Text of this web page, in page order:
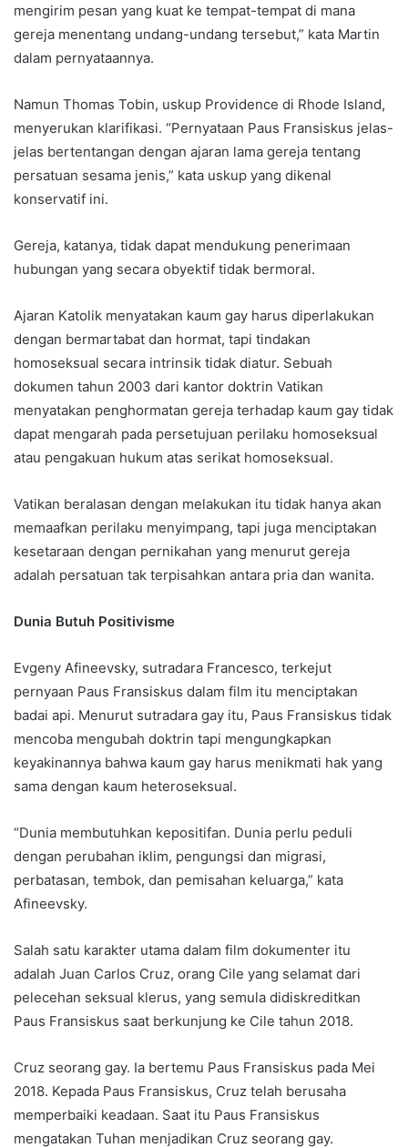
mengirim pesan yang kuat ke tempat-tempat di mana
gereja menentang undang-undang tersebut,” kata Martin
dalam pernyataannya.
Namun Thomas Tobin, uskup Providence di Rhode Island,
menyerukan klarifikasi. “Pernyataan Paus Fransiskus jelas-
jelas bertentangan dengan ajaran lama gereja tentang
persatuan sesama jenis,” kata uskup yang dikenal
konservatif ini.
Gereja, katanya, tidak dapat mendukung penerimaan
hubungan yang secara obyektif tidak bermoral.
Ajaran Katolik menyatakan kaum gay harus diperlakukan
dengan bermartabat dan hormat, tapi tindakan
homoseksual secara intrinsik tidak diatur. Sebuah
dokumen tahun 2003 dari kantor doktrin Vatikan
menyatakan penghormatan gereja terhadap kaum gay tidak
dapat mengarah pada persetujuan perilaku homoseksual
atau pengakuan hukum atas serikat homoseksual.
Vatikan beralasan dengan melakukan itu tidak hanya akan
memaafkan perilaku menyimpang, tapi juga menciptakan
kesetaraan dengan pernikahan yang menurut gereja
adalah persatuan tak terpisahkan antara pria dan wanita.
Dunia Butuh Positivisme
Evgeny Afineevsky, sutradara Francesco, terkejut
pernyaan Paus Fransiskus dalam film itu menciptakan
badai api. Menurut sutradara gay itu, Paus Fransiskus tidak
mencoba mengubah doktrin tapi mengungkapkan
keyakinannya bahwa kaum gay harus menikmati hak yang
sama dengan kaum heteroseksual.
“Dunia membutuhkan kepositifan. Dunia perlu peduli
dengan perubahan iklim, pengungsi dan migrasi,
perbatasan, tembok, dan pemisahan keluarga,” kata
Afineevsky.
Salah satu karakter utama dalam film dokumenter itu
adalah Juan Carlos Cruz, orang Cile yang selamat dari
pelecehan seksual klerus, yang semula didiskreditkan
Paus Fransiskus saat berkunjung ke Cile tahun 2018.
Cruz seorang gay. Ia bertemu Paus Fransiskus pada Mei
2018. Kepada Paus Fransiskus, Cruz telah berusaha
memperbaiki keadaan. Saat itu Paus Fransiskus
mengatakan Tuhan menjadikan Cruz seorang gay.